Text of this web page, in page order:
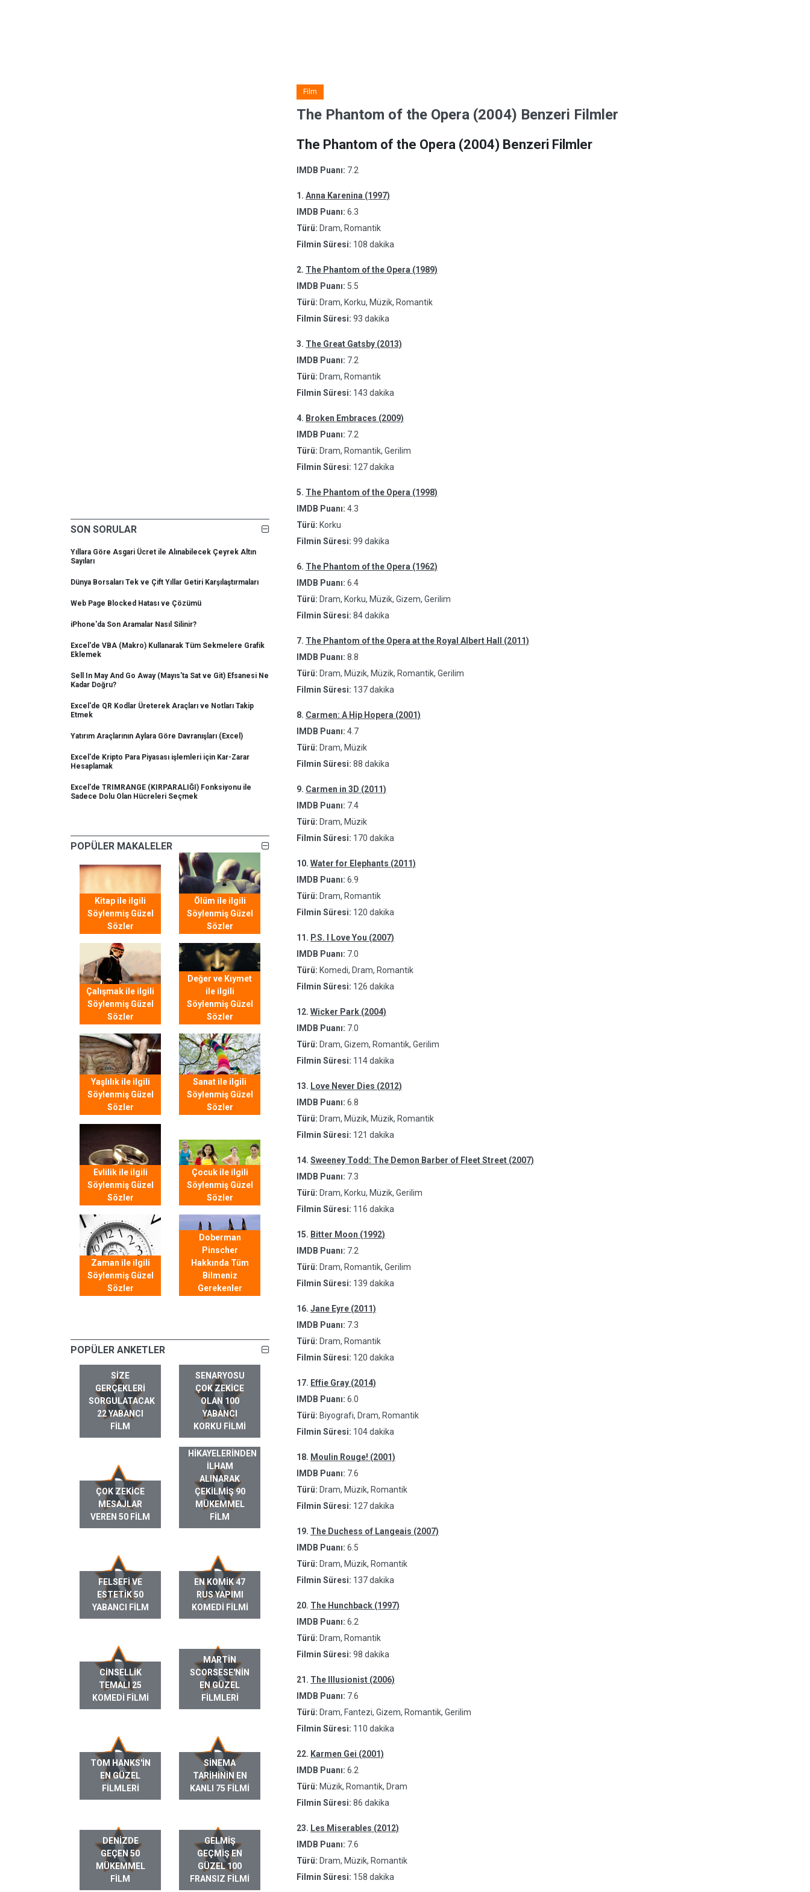
SON SORULAR
Yıllara Göre Asgari Ücret ile Alınabilecek Çeyrek Altın
Sayıları
Dünya Borsaları Tek ve Çift Yıllar Getiri Karşılaştırmaları
Web Page Blocked Hatası ve Çözümü
iPhone'da Son Aramalar Nasıl Silinir?
Excel'de VBA (Makro) Kullanarak Tüm Sekmelere Grafik
Eklemek
Sell In May And Go Away (Mayıs'ta Sat ve Git) Efsanesi Ne
Kadar Doğru?
Excel'de QR Kodlar Üreterek Araçları ve Notları Takip
Etmek
Yatırım Araçlarının Aylara Göre Davranışları (Excel)
Excel'de Kripto Para Piyasası işlemleri için Kar-Zarar
Hesaplamak
Excel'de TRIMRANGE (KIRPARALIĞI) Fonksiyonu ile
Sadece Dolu Olan Hücreleri Seçmek
POPÜLER MAKALELER
Kitap ile ilgili
Söylenmiş Güzel
Sözler
Ölüm ile ilgili
Söylenmiş Güzel
Sözler
Çalışmak ile ilgili
Söylenmiş Güzel
Sözler
Değer ve Kıymet
ile ilgili
Söylenmiş Güzel
Sözler
Yaşlılık ile ilgili
Söylenmiş Güzel
Sözler
Sanat ile ilgili
Söylenmiş Güzel
Sözler
Evlilik ile ilgili
Söylenmiş Güzel
Sözler
Çocuk ile ilgili
Söylenmiş Güzel
Sözler
Zaman ile ilgili
Söylenmiş Güzel
Sözler
Doberman
Pinscher
Hakkında Tüm
Bilmeniz
Gerekenler
POPÜLER ANKETLER
SIZE
GERÇEKLERI
SORGULATACAK
22 YABANCI
FILM
SENARYOSU
ÇOK ZEKICE
OLAN 100
YABANCI
KORKU FILMI
ÇOK ZEKICE
MESAJLAR
VEREN 50 FILM
GERÇEK HAYAT
HIKAYELERINDEN
ILHAM
ALINARAK
ÇEKILMIŞ 90
MÜKEMMEL
FILM
FELSEFI VE
ESTETIK 50
YABANCI FILM
EN KOMIK 47
RUS YAPIMI
KOMEDI FILMI
CINSELLIK
TEMALI 25
KOMEDI FILMI
MARTIN
SCORSESE'NIN
EN GÜZEL
FILMLERI
TOM HANKS'IN
EN GÜZEL
FILMLERI
SINEMA
TARIHININ EN
KANLI 75 FILMI
DENIZDE
GEÇEN 50
MÜKEMMEL
FILM
GELMIŞ
GEÇMIŞ EN
GÜZEL 100
FRANSIZ FILMI
Film
The Phantom of the Opera (2004) Benzeri Filmler
The Phantom of the Opera (2004) Benzeri Filmler
IMDB Puanı: 7.2
1. Anna Karenina (1997)
IMDB Puanı: 6.3
Türü: Dram, Romantik
Filmin Süresi: 108 dakika
2. The Phantom of the Opera (1989)
IMDB Puanı: 5.5
Türü: Dram, Korku, Müzik, Romantik
Filmin Süresi: 93 dakika
3. The Great Gatsby (2013)
IMDB Puanı: 7.2
Türü: Dram, Romantik
Filmin Süresi: 143 dakika
4. Broken Embraces (2009)
IMDB Puanı: 7.2
Türü: Dram, Romantik, Gerilim
Filmin Süresi: 127 dakika
5. The Phantom of the Opera (1998)
IMDB Puanı: 4.3
Türü: Korku
Filmin Süresi: 99 dakika
6. The Phantom of the Opera (1962)
IMDB Puanı: 6.4
Türü: Dram, Korku, Müzik, Gizem, Gerilim
Filmin Süresi: 84 dakika
7. The Phantom of the Opera at the Royal Albert Hall (2011)
IMDB Puanı: 8.8
Türü: Dram, Müzik, Müzik, Romantik, Gerilim
Filmin Süresi: 137 dakika
8. Carmen: A Hip Hopera (2001)
IMDB Puanı: 4.7
Türü: Dram, Müzik
Filmin Süresi: 88 dakika
9. Carmen in 3D (2011)
IMDB Puanı: 7.4
Türü: Dram, Müzik
Filmin Süresi: 170 dakika
10. Water for Elephants (2011)
IMDB Puanı: 6.9
Türü: Dram, Romantik
Filmin Süresi: 120 dakika
11. P.S. I Love You (2007)
IMDB Puanı: 7.0
Türü: Komedi, Dram, Romantik
Filmin Süresi: 126 dakika
12. Wicker Park (2004)
IMDB Puanı: 7.0
Türü: Dram, Gizem, Romantik, Gerilim
Filmin Süresi: 114 dakika
13. Love Never Dies (2012)
IMDB Puanı: 6.8
Türü: Dram, Müzik, Müzik, Romantik
Filmin Süresi: 121 dakika
14. Sweeney Todd: The Demon Barber of Fleet Street (2007)
IMDB Puanı: 7.3
Türü: Dram, Korku, Müzik, Gerilim
Filmin Süresi: 116 dakika
15. Bitter Moon (1992)
IMDB Puanı: 7.2
Türü: Dram, Romantik, Gerilim
Filmin Süresi: 139 dakika
16. Jane Eyre (2011)
IMDB Puanı: 7.3
Türü: Dram, Romantik
Filmin Süresi: 120 dakika
17. Effie Gray (2014)
IMDB Puanı: 6.0
Türü: Biyografi, Dram, Romantik
Filmin Süresi: 104 dakika
18. Moulin Rouge! (2001)
IMDB Puanı: 7.6
Türü: Dram, Müzik, Romantik
Filmin Süresi: 127 dakika
19. The Duchess of Langeais (2007)
IMDB Puanı: 6.5
Türü: Dram, Müzik, Romantik
Filmin Süresi: 137 dakika
20. The Hunchback (1997)
IMDB Puanı: 6.2
Türü: Dram, Romantik
Filmin Süresi: 98 dakika
21. The Illusionist (2006)
IMDB Puanı: 7.6
Türü: Dram, Fantezi, Gizem, Romantik, Gerilim
Filmin Süresi: 110 dakika
22. Karmen Gei (2001)
IMDB Puanı: 6.2
Türü: Müzik, Romantik, Dram
Filmin Süresi: 86 dakika
23. Les Miserables (2012)
IMDB Puanı: 7.6
Türü: Dram, Müzik, Romantik
Filmin Süresi: 158 dakika